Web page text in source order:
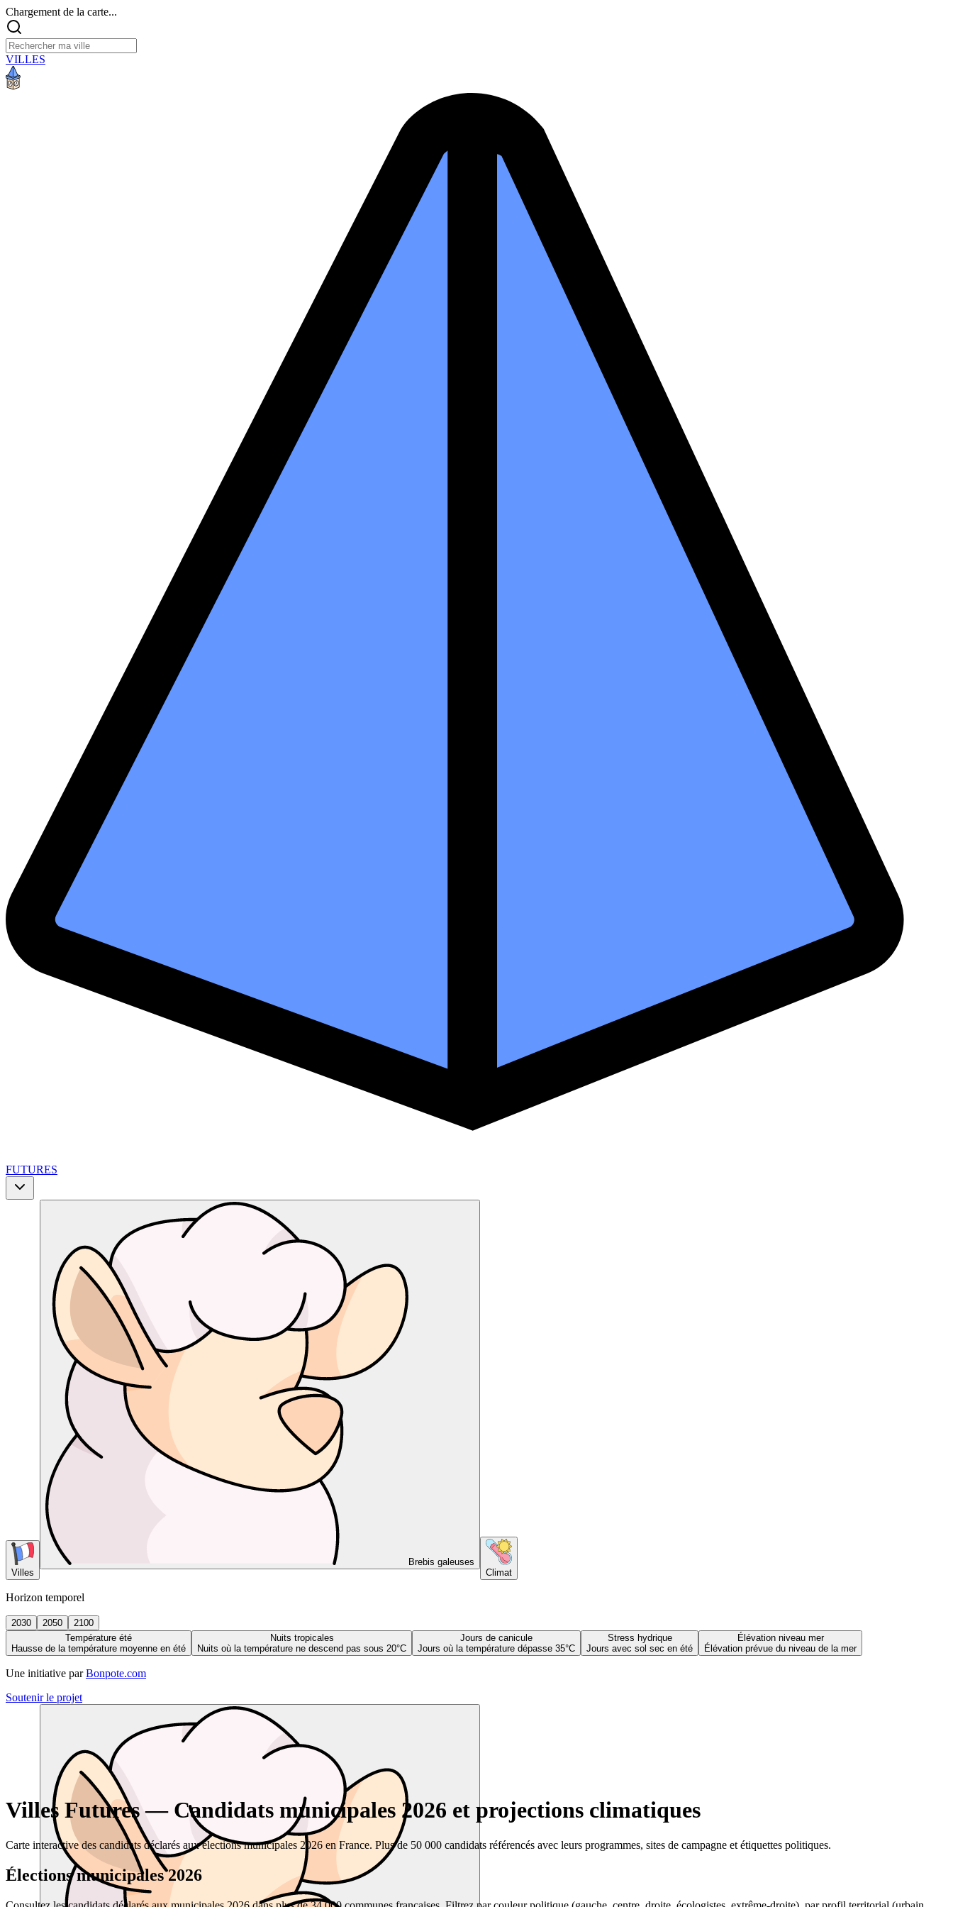
Chargement de la carte...
VILLES
FUTURES
Villes
Brebis galeuses
Climat
Horizon temporel
2030 2050
2100
Température été
Hausse de la température moyenne en été
Nuits tropicales
Nuits où la température ne descend pas sous 20°C
Jours de canicule
Jours où la température dépasse 35°C
Stress hydrique
Jours avec sol sec en été
Élévation niveau mer
Élévation prévue du niveau de la mer
Une initiative par Bonpote.com
Soutenir le projet
Villes Futures — Candidats municipales 2026 et projections climatiques
Carte interactive des candidats déclarés aux élections municipales 2026 en France. Plus de 50 000 candidats référencés avec leurs programmes, sites de campagne et étiquettes politiques.
Élections municipales 2026